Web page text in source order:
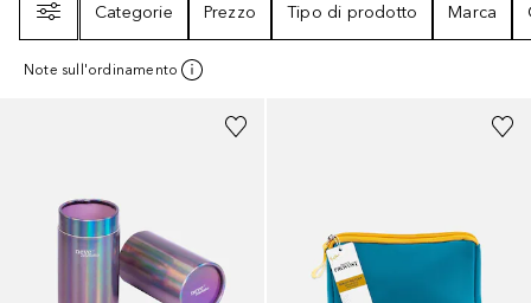
Categorie
Prezzo Tipo di prodotto Marca
Note sull'ordinamento